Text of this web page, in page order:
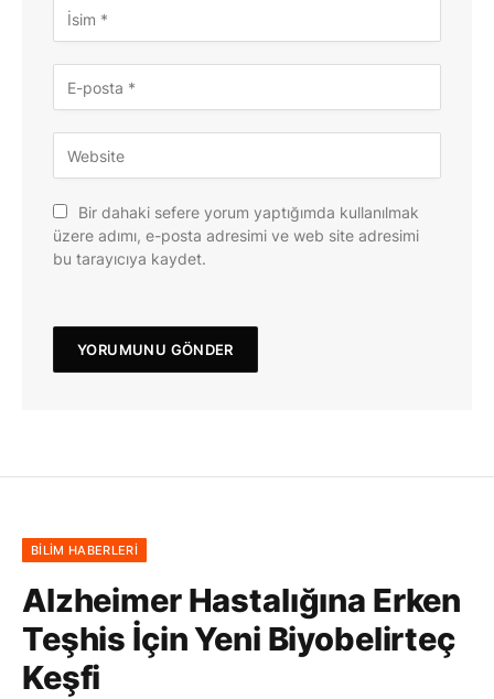
Bir dahaki sefere yorum yaptığımda kullanılmak
üzere adımı, e-posta adresimi ve web site adresimi
bu tarayıcıya kaydet.
BILIM HABERLERI
Alzheimer Hastalığına Erken
Teşhis İçin Yeni Biyobelirteç
Keşfi